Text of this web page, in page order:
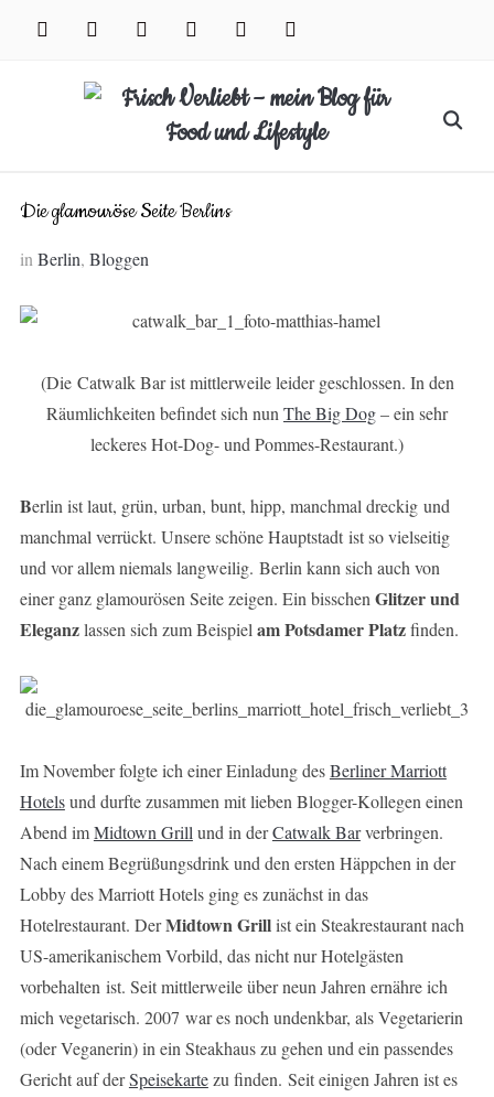
facebook instagram pinterest twitter xing youtube
Search
Die glamouröse Seite Berlins
in Berlin, Bloggen
(Die Catwalk Bar ist mittlerweile leider geschlossen. In den
Räumlichkeiten befindet sich nun The Big Dog– ein sehr
leckeres Hot-Dog- und Pommes-Restaurant.)
Berlin ist laut, grün, urban, bunt, hipp, manchmal dreckig und
manchmal verrückt. Unsere schöne Hauptstadt ist so vielseitig
und vor allem niemals langweilig. Berlin kann sich auch von
einer ganz glamourösen Seite zeigen. Ein bisschen Glitzer und
Eleganzlassen sich zum Beispiel amPotsdamer Platzfinden.
Im November folgte ich einer Einladung desBerliner Marriott
Hotelsund durfte zusammen mit lieben Blogger-Kollegen einen
Abend imMidtown Grill und in derCatwalk Barverbringen.
Nach einem Begrüßungsdrink und den ersten Häppchen in der
Lobby des Marriott Hotels ging es zunächst in das
Hotelrestaurant. DerMidtown Grillist ein Steakrestaurant nach
US-amerikanischem Vorbild, das nicht nur Hotelgästen
vorbehalten ist. Seit mittlerweile über neun Jahren ernähre ich
mich vegetarisch. 2007 war es noch undenkbar, als Vegetarierin
(oder Veganerin) in ein Steakhaus zu gehen und ein passendes
Gericht auf derSpeisekartezu finden. Seit einigen Jahren ist es